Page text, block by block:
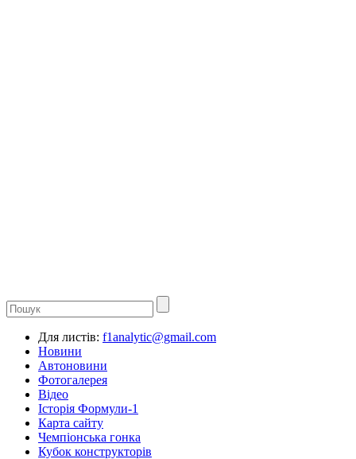
Для листів: f1analytic@gmail.com
Новини
Автоновини
Фотогалерея
Відео
Історія Формули-1
Карта сайту
Чемпіонська гонка
Кубок конструкторів